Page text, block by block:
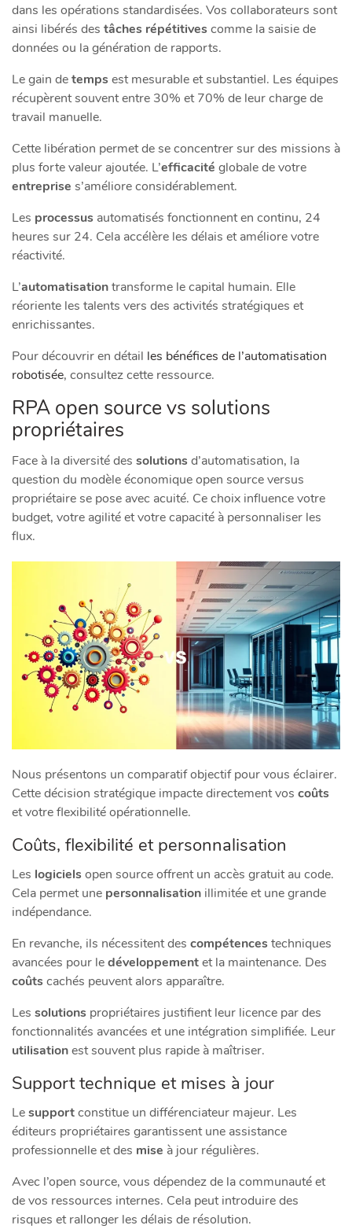
dans les opérations standardisées. Vos collaborateurs sont
ainsi libérés des tâches répétitivescomme la saisie de
données ou la génération de rapports.
Le gain detempsest mesurable et substantiel. Les équipes
récupèrent souvent entre 30% et 70% de leur charge de
travail manuelle.
Cette libération permet de se concentrer sur des missions à
plus forte valeur ajoutée. L’efficacité globale de votre
entreprise s’améliore considérablement.
Les processus automatisés fonctionnent en continu, 24
heures sur 24. Cela accélère les délais et améliore votre
réactivité.
L’automatisationtransforme le capital humain. Elle
réoriente les talents vers des activités stratégiques et
enrichissantes.
Pour découvrir en détail les bénéfices de l’automatisation
robotisée, consultez cette ressource.
RPA open source vs solutions
propriétaires
Face à la diversité des solutionsd’automatisation, la
question du modèle économique open source versus
propriétaire se pose avec acuité. Ce choix influence votre
budget, votre agilité et votre capacité à personnaliser les
flux.
Nous présentons un comparatif objectif pour vous éclairer.
Cette décision stratégique impacte directement vos coûts
et votre flexibilité opérationnelle.
Coûts, flexibilité et personnalisation
Les logicielsopen source offrent un accès gratuit au code.
Cela permet une personnalisation illimitée et une grande
indépendance.
En revanche, ils nécessitent des compétencestechniques
avancées pour ledéveloppementet la maintenance. Des
coûtscachés peuvent alors apparaître.
Les solutions propriétaires justifient leur licence par des
fonctionnalités avancées et une intégration simplifiée. Leur
utilisationest souvent plus rapide à maîtriser.
Support technique et mises à jour
Lesupportconstitue un différenciateur majeur. Les
éditeurs propriétaires garantissent une assistance
professionnelle et des mise à jour régulières.
Avec l’open source, vous dépendez de la communauté et
de vos ressources internes. Cela peut introduire des
risques et rallonger les délais de résolution.